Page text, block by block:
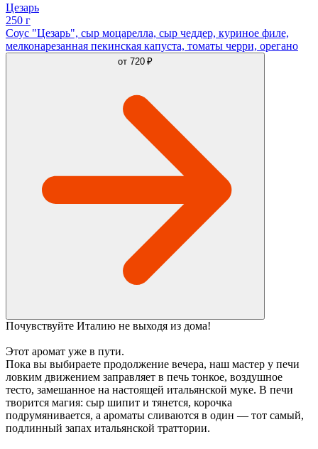
Цезарь
250 г
Соус "Цезарь", сыр моцарелла, сыр чеддер, куриное филе,
мелконарезанная пекинская капуста, томаты черри, орегано
от 720 ₽
Почувствуйте Италию не выходя из дома!
Этот аромат уже в пути.
Пока вы выбираете продолжение вечера, наш мастер у печи
ловким движением заправляет в печь тонкое, воздушное
тесто, замешанное на настоящей итальянской муке. В печи
творится магия: сыр шипит и тянется, корочка
подрумянивается, а ароматы сливаются в один — тот самый,
подлинный запах итальянской траттории.